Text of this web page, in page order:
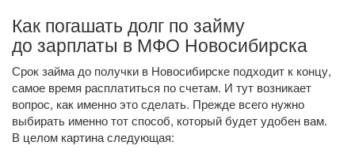
Как погашать долг по займу
до зарплаты в МФО Новосибирска
Срок займа до получки в Новосибирске подходит к концу,
самое время расплатиться по счетам. И тут возникает
вопрос, как именно это сделать. Прежде всего нужно
выбирать именно тот способ, который будет удобен вам.
В целом картина следующая: